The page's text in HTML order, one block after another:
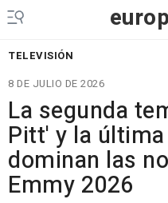
TELEVISIÓN
8 DE JULIO DE 2026
La segunda
Pitt' y la
dominan las
Emmy 2026